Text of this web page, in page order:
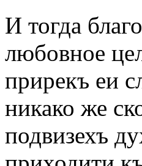
И тогда
любовное
прирекъ еи
никако же
подвизехъ